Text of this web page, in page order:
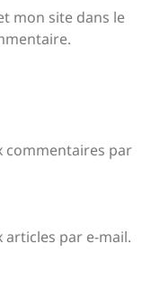
mon site dans le
commentaires par
articles par e-mail.